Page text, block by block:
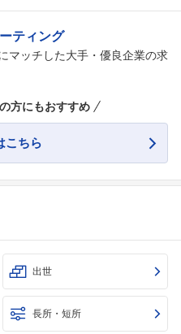
ティング
マッチした大手・優良企業の求
方にもおすすめ
こちら
出世
長所・短所